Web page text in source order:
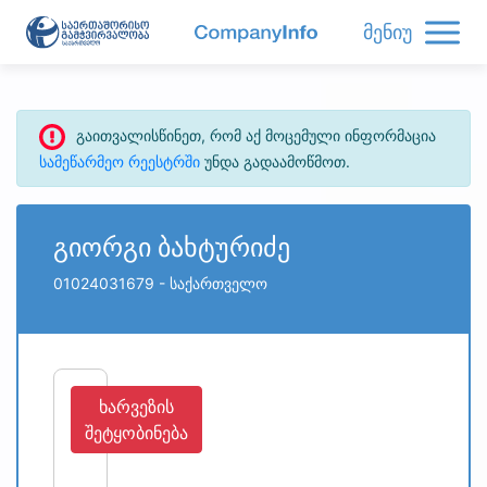
მენიუ
გაითვალისწინეთ, რომ აქ მოცემული ინფორმაცია
სამეწარმეო რეესტრში უნდა გადაამოწმოთ.
გიორგი ბახტურიძე
01024031679 - საქართველო
ხარვეზის
შეტყობინება